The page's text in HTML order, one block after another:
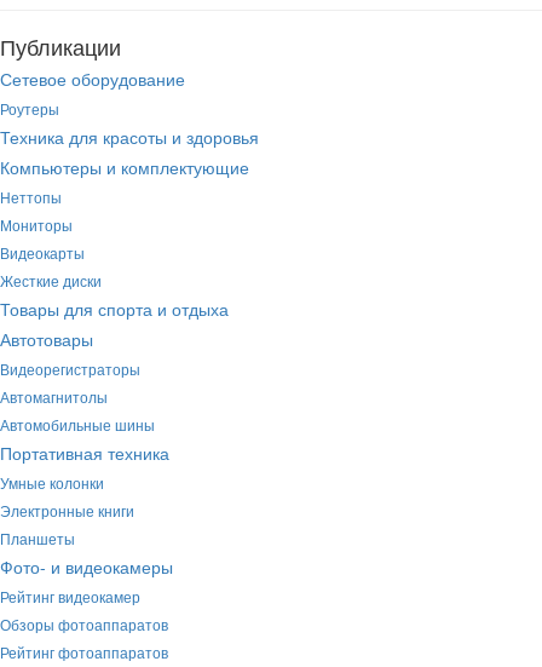
Публикации
Сетевое оборудование
Роутеры
Техника для красоты и здоровья
Компьютеры и комплектующие
Неттопы
Мониторы
Видеокарты
Жесткие диски
Товары для спорта и отдыха
Автотовары
Видеорегистраторы
Автомагнитолы
Автомобильные шины
Портативная техника
Умные колонки
Электронные книги
Планшеты
Фото- и видеокамеры
Рейтинг видеокамер
Обзоры фотоаппаратов
Рейтинг фотоаппаратов